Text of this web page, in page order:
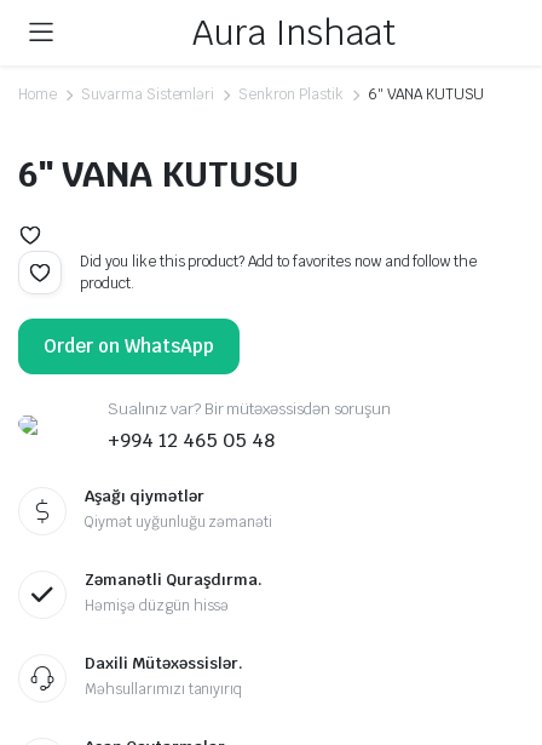
Aura Inshaat
Home Suvarma Sistemləri Senkron Plastik 6″ VANA KUTUSU
6″ VANA KUTUSU
Did you like this product? Add to favorites now and follow the
product.
Order on WhatsApp
Sualınız var? Bir mütəxəssisdən soruşun
+994 12 465 05 48
Aşağı qiymətlər
Qiymət uyğunluğu zəmanəti
Zəmanətli Quraşdırma.
Həmişə düzgün hissə
Daxili Mütəxəssislər.
Məhsullarımızı tanıyırıq